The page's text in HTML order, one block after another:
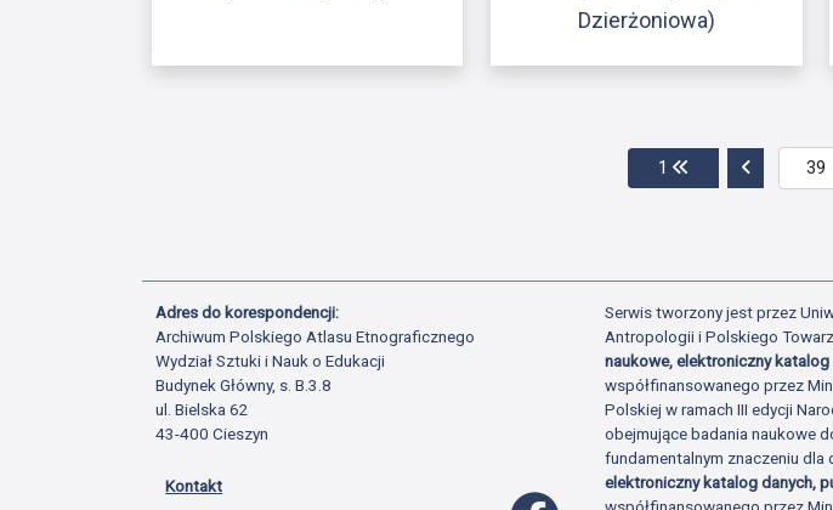
Dzierżoniowa)
1 Przejdź doPrzejdź
Adres do korespondencji:
Archiwum Polskiego Atlasu Etnograficznego
Wydział Sztuki i Nauk o Edukacji
Budynek Główny, s. B.3.8
ul. Bielska 62
43-400 Cieszyn
Kontakt
Profil Facebook
Serwis tworzony jest przez
Antropologii i Polskiego
naukowe, elektroniczny
współfinansowanego przez
Polskiej w ramach III edycji
obejmujące badania naukowe
fundamentalnym znaczeniu
elektroniczny katalog danych,
współfinansowanego przez